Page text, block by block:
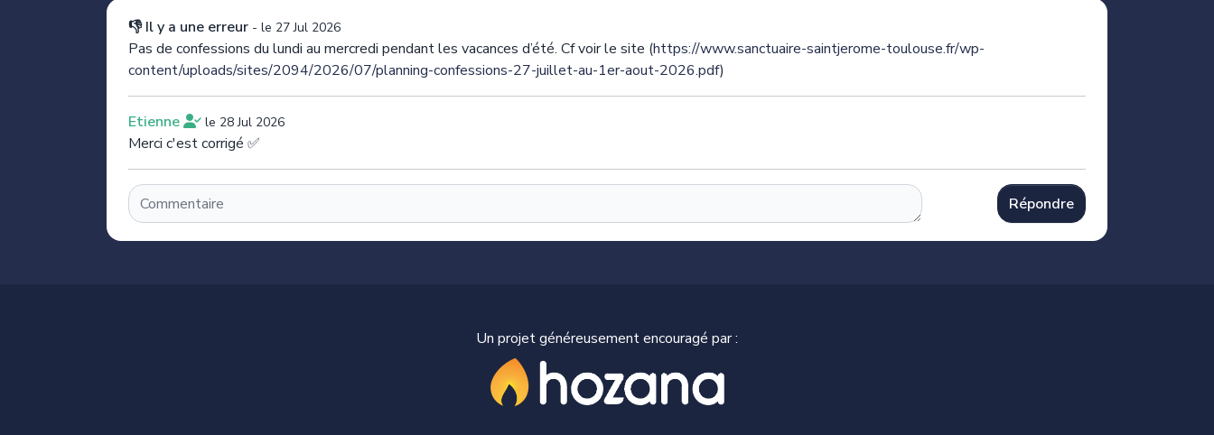
👎 Il y a une erreur - le 27 Jul 2026
Pas de confessions du lundi au mercredi pendant les vacances d’été. Cf voir le site (https://www.sanctuaire-saintjerome-toulouse.fr/wp-
content/uploads/sites/2094/2026/07/planning-confessions-27-juillet-au-1er-aout-2026.pdf)
Etienne le 28 Jul 2026
Merci c'est corrigé ✅
Répondre
Un projet généreusement encouragé par :